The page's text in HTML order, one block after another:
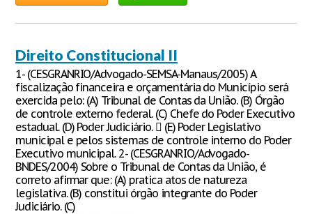
Direito Constitucional II
1- (CESGRANRIO/Advogado-SEMSA-Manaus/2005) A
fiscalização financeira e orçamentária do Município será
exercida pelo: (A) Tribunal de Contas da União. (B) Órgão
de controle externo federal. (C) Chefe do Poder Executivo
estadual. (D) Poder Judiciário.  (E) Poder Legislativo
municipal e pelos sistemas de controle interno do Poder
Executivo municipal. 2- (CESGRANRIO/Advogado-
BNDES/2004) Sobre o Tribunal de Contas da União, é
correto afirmar que: (A) pratica atos de natureza
legislativa. (B) constitui órgão integrante do Poder
Judiciário. (C)